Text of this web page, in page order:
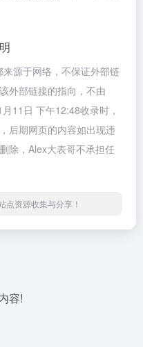
源于网络，不保证外部链
外部链接的指向，不由
11日 下午12:48收录时，
后期网页的内容如出现违
除，Alex大表哥不承担任
点资源收集与分享！
容!